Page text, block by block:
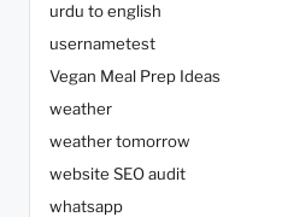
urdu to english
usernametest
Vegan Meal Prep Ideas
weather
weather tomorrow
website SEO audit
whatsapp